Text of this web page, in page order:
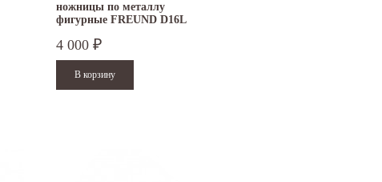
ножницы по металлу
фигурные FREUND D16L
4 000 ₽